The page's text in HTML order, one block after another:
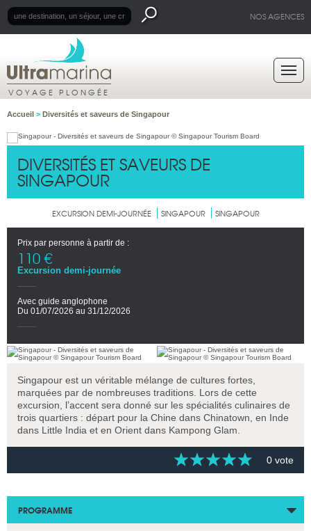
NOS AGENCES
VOYAGE PLONGÉE
Accueil > Diversités et saveurs de Singapour
DIVERSITÉS ET SAVEURS DE
SINGAPOUR
EXCURSION DEMI-JOURNÉE SINGAPOUR SINGAPOUR
Prix par personne à partir de :
110 €
Excursion demi-journée
Avec guide anglophone
Du 01/07/2026 au 31/12/2026
Singapour est un véritable mélange de cultures fortes,
marquées par de nombreuses traditions. Lors de cette
excursion, l’accent sera donné sur les spécialités culinaires de
trois quartiers : départ pour la Chine dans Chinatown, en Inde
dans Little India et en Orient dans Kampong Glam.
0 vote
PROGRAMME